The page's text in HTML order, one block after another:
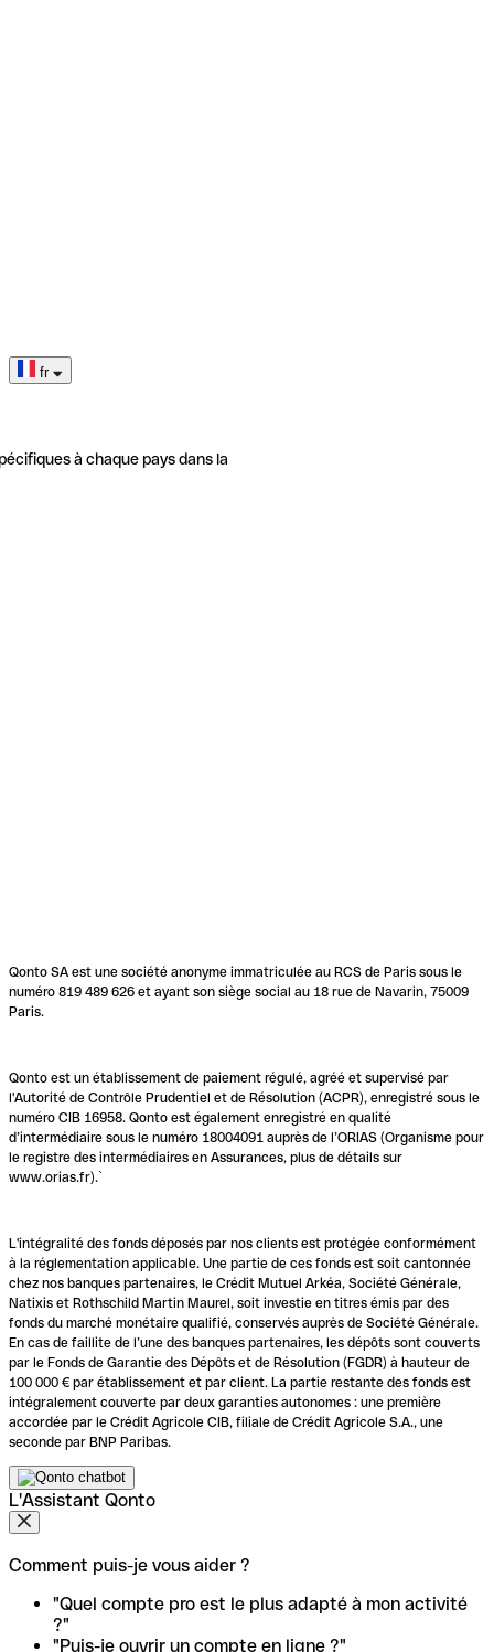
fr
à chaque pays dans la
Qonto SA est une société anonyme immatriculée au RCS de Paris sous le
numéro 819 489 626 et ayant son siège social au 18 rue de Navarin, 75009
Paris.
Qonto est un établissement de paiement régulé, agréé et supervisé par
l'Autorité de Contrôle Prudentiel et de Résolution (ACPR), enregistré sous le
numéro CIB 16958. Qonto est également enregistré en qualité
d’intermédiaire sous le numéro 18004091 auprès de l’ORIAS (Organisme pour
le registre des intermédiaires en Assurances, plus de détails sur
www.orias.fr).`
L'intégralité des fonds déposés par nos clients est protégée conformément
à la réglementation applicable. Une partie de ces fonds est soit cantonnée
chez nos banques partenaires, le Crédit Mutuel Arkéa, Société Générale,
Natixis et Rothschild Martin Maurel, soit investie en titres émis par des
fonds du marché monétaire qualifié, conservés auprès de Société Générale.
En cas de faillite de l’une des banques partenaires, les dépôts sont couverts
par le Fonds de Garantie des Dépôts et de Résolution (FGDR) à hauteur de
100 000 € par établissement et par client. La partie restante des fonds est
intégralement couverte par deux garanties autonomes : une première
accordée par le Crédit Agricole CIB, filiale de Crédit Agricole S.A., une
seconde par BNP Paribas.
L'Assistant Qonto
Comment puis-je vous aider ?
"Quel compte pro est le plus adapté à mon activité
?"
"Puis-je ouvrir un compte en ligne ?"